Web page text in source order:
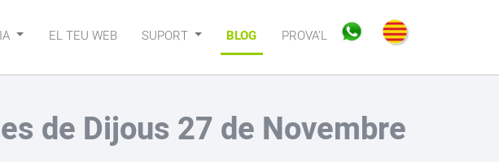
IA EL TEU WEB SUPORT BLOG PROVA'L
de Dijous 27 de Novembre